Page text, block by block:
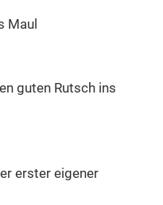
Maul
guten Rutsch ins
erster eigener